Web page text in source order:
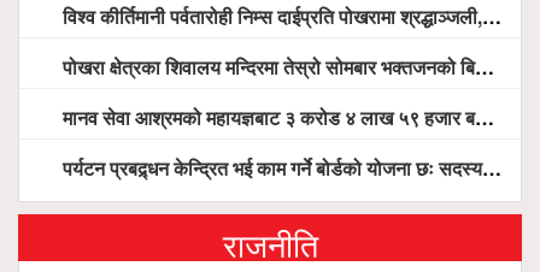
विश्व कीर्तिमानी पर्वतारोही निम्स दाईप्रति पोखरामा श्रद्धाञ्जली, दीप प्रज्वलन गर्दै योगदानको प्रशंसा (भिडियो सहित)
पोखरा क्षेत्रका शिवालय मन्दिरमा तेस्रो सोमबार भक्तजनको बिहानैदेखि घुइँचो
मानव सेवा आश्रमको महायज्ञबाट ३ करोड ४ लाख ५९ हजार बचत, १ करोड ४४ लाख उठ्न बाँकी, विना संचार माध्यम तर प्रचार प्रसारमै भयो १९ लाख खर्च !
पर्यटन प्रबद्र्धन केन्द्रित भई काम गर्ने बोर्डको योजना छः सदस्य पोखरेल, चलिय पोखरालाई थप प्रभावकारी बनाउन होटल संघको माग
राजनीति